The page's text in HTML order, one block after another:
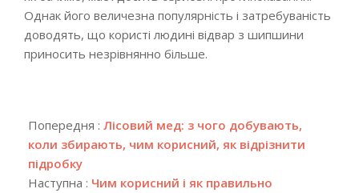
Однак його величезна популярність і затребуваність
доводять, що користі людині відвар з шипшини
приносить незрівнянно більше.
07-
30
Попередня : Лісовий мед: з чого добувають,
коли збирають, чим корисний, як відрізнити
підробку
Наступна : Чим корисний і як правильно